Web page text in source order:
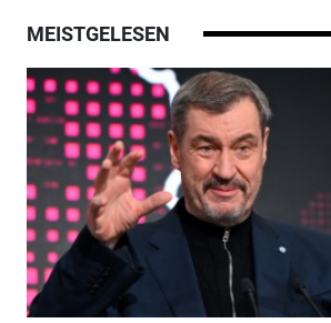
MEISTGELESEN